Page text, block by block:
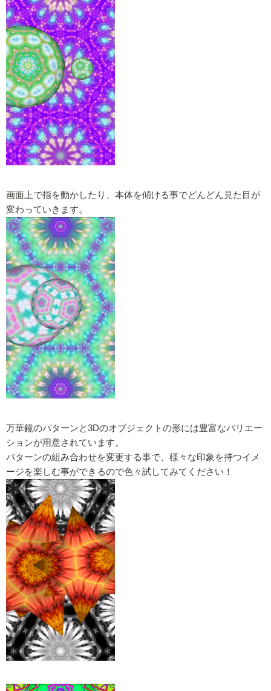
画面上で指を動かしたり、本体を傾ける事でどんどん見た目が
変わっていきます。
万華鏡のパターンと3Dのオブジェクトの形には豊富なバリエー
ションが用意されています。
パターンの組み合わせを変更する事で、様々な印象を持つイメ
ージを楽しむ事ができるので色々試してみてください！